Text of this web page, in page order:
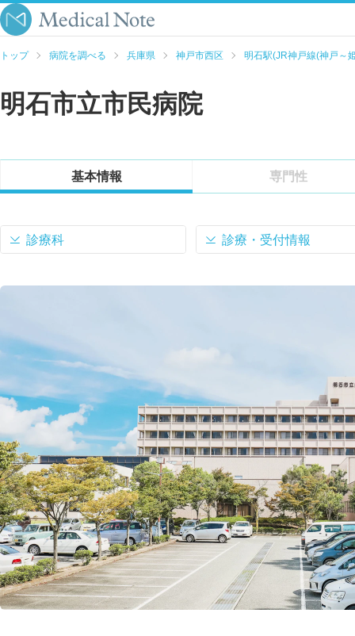
トップ 病院を調べる 兵庫県 神戸市西区 明石駅(JR神戸線(神戸～
明石市立市民病院
基本情報 専門性
診療科 診療・受付情報